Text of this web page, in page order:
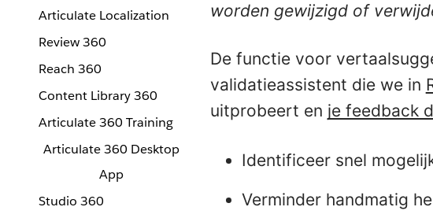
Articulate Localization
Review 360
Reach 360
Content Library 360
Articulate 360 Training
Articulate 360 Desktop
App
Studio 360
worden gewijzigd of
De functie voor
validatieassistent die we in
uitprobeert en je feedback
Identificeer snel
Verminder handmatig